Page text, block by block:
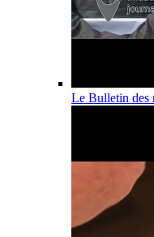
Le Bulletin des